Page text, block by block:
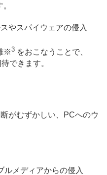
やスパイウェアの侵入
※3 をおこなうことで、
できます。
がむずかしい、PCへのウ
ルメディアからの侵入